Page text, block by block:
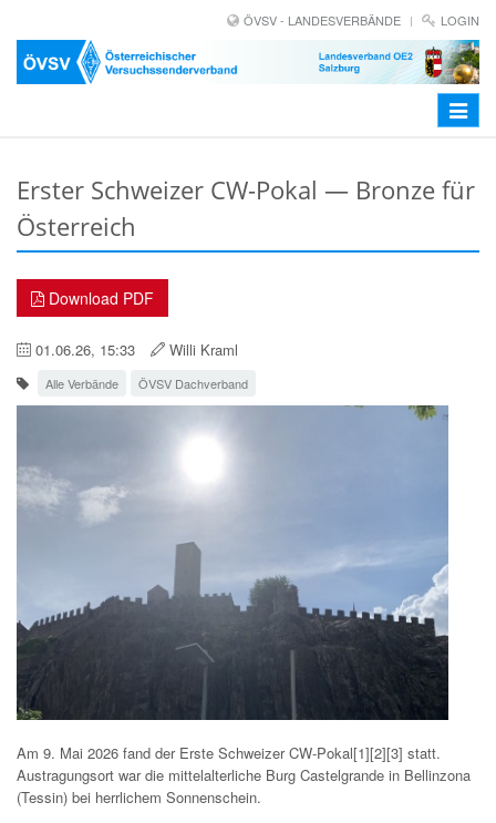
ÖVSV - LANDESVERBÄNDE LOGIN
Toggle
Erster Schweizer CW-Pokal — Bronze für
Österreich
Download PDF
01.06.26, 15:33 Willi Kraml
Alle Verbände ÖVSV Dachverband
Am 9. Mai 2026 fand der Erste Schweizer CW-Pokal[1][2][3] statt.
Austragungsort war die mittelalterliche Burg Castelgrande in Bellinzona
(Tessin) bei herrlichem Sonnenschein.